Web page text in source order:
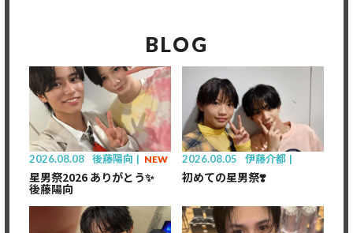
BLOG
2026.08.08 後藤陽向 NEW
星男祭2026 ありがとう✨
後藤陽向
2026.08.05 伊藤介都
初めての星男祭❣️